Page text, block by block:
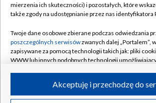
Naziemna Telewizja Cyfrowa
Rada Programowa
System NOS
Informacje o nadawcy
Program dla prasy
Pomoc
Kontakt
Kanały
©2026 Telewizja Polska S.A. w
mierzenia ich skuteczności) i pozostałych, które
także zgody na udostępnianie przez nas identyfikatora
Twoje dane osobowe zbierane podczas odwiedzania
poszczególnych serwisówzwanych dalej „Portalem”,
zapisywane za pomocą technologii takich jak: pliki
WWW lub innych podobnych technologii
ruchu w Internecie.Akceptuję i przechodzę do